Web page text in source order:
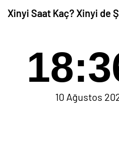
Xinyi Saat Kaç? Xinyi de
10 Ağustos